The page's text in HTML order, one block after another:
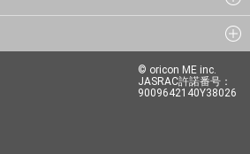
© oricon ME inc.
JASRAC許諾番号：
9009642140Y38026